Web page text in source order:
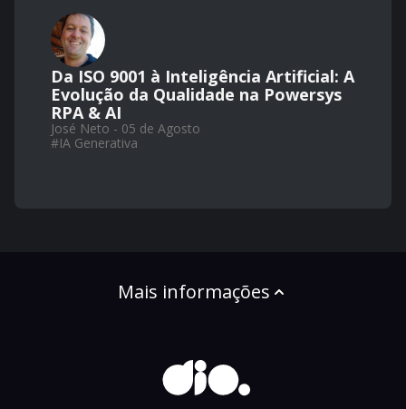
Da ISO 9001 à Inteligência Artificial: A
Evolução da Qualidade na Powersys
RPA & AI
José Neto - 05 de Agosto
#IA Generativa
Mais informações